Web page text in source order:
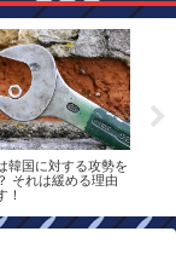
韓国に対する攻勢を
それは緩める理由
！